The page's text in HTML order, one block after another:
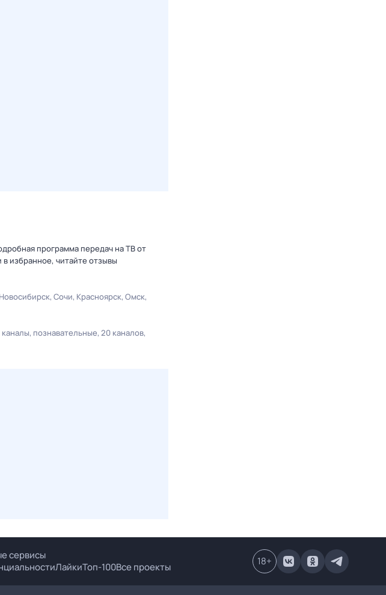
программа передач на ТВ от
избранное, читайте отзывы
Новосибирск Сочи Красноярск Омск
познавательные 20 каналов
сервисы
ЛайкиТоп-100Все проекты 18+